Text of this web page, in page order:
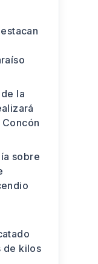
la
sobre
de kilos